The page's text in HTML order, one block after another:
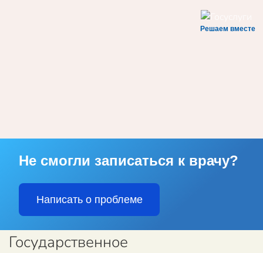
Решаем вместе
Не смогли записаться к врачу?
Написать о проблеме
Государственное